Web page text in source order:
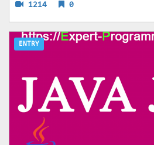
1214 0
ENTRY